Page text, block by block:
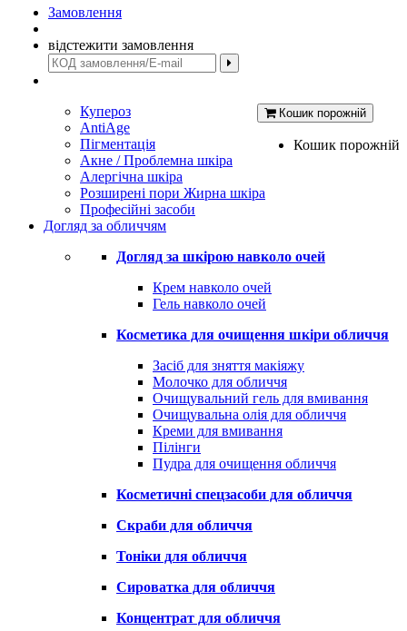
Замовлення
відстежити замовлення
Кошик порожній
Кошик порожній
Купероз
AntiAge
Пігментація
Акне / Проблемна шкіра
Алергічна шкіра
Розширені пори Жирна шкіра
Професійні засоби
Догляд за обличчям
Догляд за шкірою навколо очей
Крем навколо очей
Гель навколо очей
Косметика для очищення шкіри обличчя
Засіб для зняття макіяжу
Молочко для обличчя
Очищувальний гель для вмивання
Очищувальна олія для обличчя
Креми для вмивання
Пілінги
Пудра для очищення обличчя
Косметичні спецзасоби для обличчя
Скраби для обличчя
Тоніки для обличчя
Сироватка для обличчя
Концентрат для обличчя